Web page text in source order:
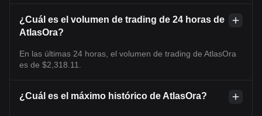
¿Cuál es el volumen de trading de 24 horas de
AtlasOra?
En las últimas 24 horas, el volumen de trading de AtlasOra
es de $2,318.11.
¿Cuál es el máximo histórico de AtlasOra?